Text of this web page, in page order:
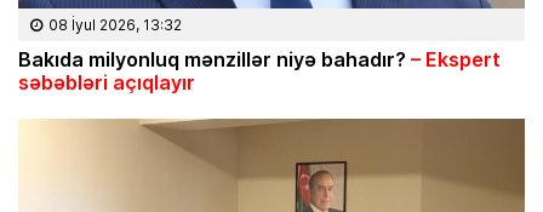
08 İyul 2026, 13:32
Bakıda milyonluq mənzillər niyə bahadır? – Ekspert
səbəbləri açıqlayır